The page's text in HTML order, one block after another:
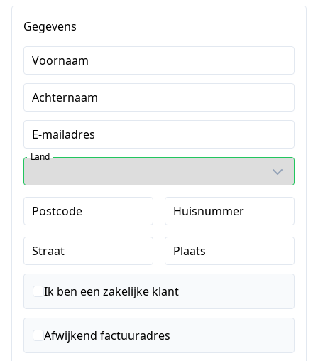
Gegevens
Voornaam
Achternaam
E-mailadres
Land
Postcode Huisnummer
Straat Plaats
Ik ben een zakelijke klant
Afwijkend factuuradres